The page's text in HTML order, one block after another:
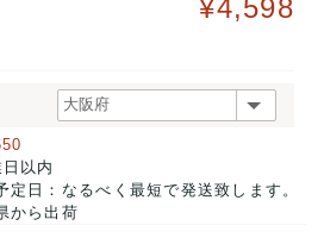
¥4,598
以内
定日：なるべく最短で発送致します。
から出荷